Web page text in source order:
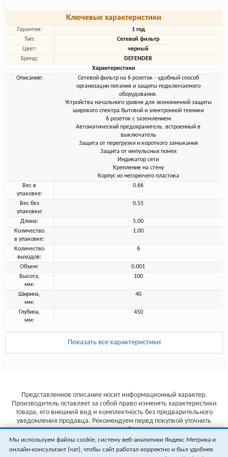
Ключевые характеристики
Гарантия:
1 год
Тип:
Сетевой фильтр
Цвет:
черный
Бренд:
DEFENDER
Характеристики
Описание:
Сетевой фильтр на 6 розеток - удобный способ
организации питания и защиты подключаемого
оборудования.
Устройства начального уровня для экономичной защиты
широкого спектра бытовой и электронной техники
6 розеток с заземлением
Автоматический предохранитель, встроенный в
выключатель
Защита от перегрузки и короткого замыкания
Защита от импульсных помех
Индикатор сети
Крепление на стену
Корпус из негорючего пластика
Вес в
упаковке:
0.66
Вес без
упаковки:
0.55
Длина:
5.00
Количество
в упаковке:
1.00
Количество
выходов:
6
Объем:
0.001
Высота,
мм:
100
Ширина,
мм:
40
Глубина,
мм:
450
Показать все характеристики
Представленное описание носит информационный характер.
Производитель оставляет за собой право изменять характеристики
товара, его внешний вид и комплектность без предварительного
уведомления продавца. Рекомендуем перед покупкой уточнить
характеристики товара на сайте производителя.
Указанные цены не являются публичной офертой (ст.435 ГК РФ).
Стоимость и наличие товара уточняйте у менеджера.
Мы используем файлы cookie, систему веб-аналитики Яндекс Метрика и
онлайн-консультант (чат), чтобы сайт работал корректно и был удобнее.